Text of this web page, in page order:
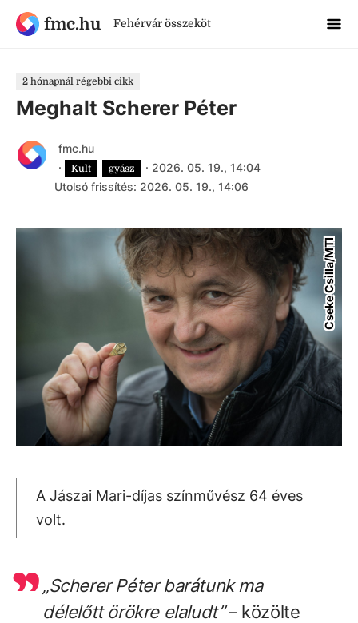
fmc.hu Fehérvár összeköt
2 hónapnál régebbi cikk
Meghalt Scherer Péter
fmc.hu
·
Kult gyász · 2026. 05. 19., 14:04
Utolsó frissítés: 2026. 05. 19., 14:06
Cseke Csilla/MTI
A Jászai Mari-díjas színművész 64 éves
volt.
„Scherer Péter barátunk ma
délelőtt örökre elaludt”– közölte